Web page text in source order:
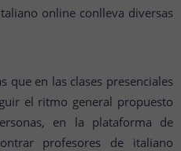
online conlleva diversas
que en las clases presenciales
el ritmo general propuesto
en la plataforma de
profesores de italiano